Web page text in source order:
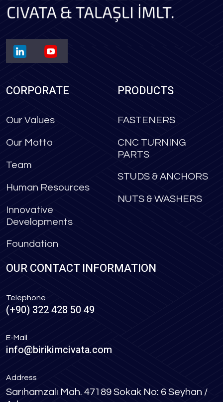
CORPORATE
Our Values
Our Motto
Team
Human Resources
Innovative
Developments
Foundation
PRODUCTS
FASTENERS
CNC TURNING
PARTS
STUDS & ANCHORS
NUTS & WASHERS
OUR CONTACT INFORMATION
Telephone
(+90) 322 428 50 49
E-Mail
info@birikimcivata.com
Address
Sarıhamzalı Mah. 47189 Sokak No: 6 Seyhan /